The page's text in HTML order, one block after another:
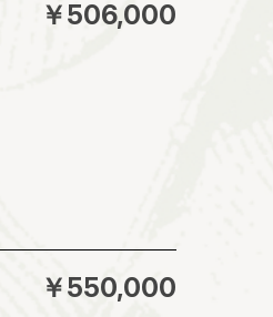
￥506,000
￥550,000